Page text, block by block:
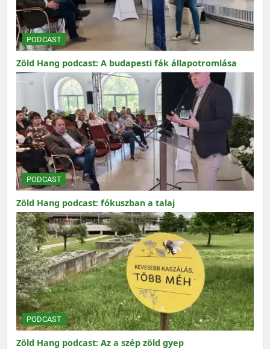
PODCAST
Zöld Hang podcast: A budapesti fák állapotromlása
PODCAST
Zöld Hang podcast: fókuszban a talaj
PODCAST
Zöld Hang podcast: Az a szép zöld gyep